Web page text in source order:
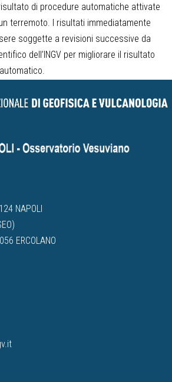
di procedure automatiche attivate
terremoto. I risultati immediatamente
soggette a revisioni successive da
dell’INGV per migliorare il risultato
NAPOLI
ERCOLANO